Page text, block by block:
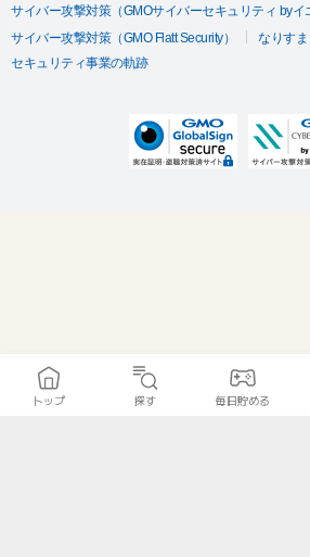
サイバー攻撃対策（GMOサイバーセキュリティ byイ
サイバー攻撃対策（GMO Flatt Security）
なりす
セキュリティ事業の軌跡
トップ 探す 毎日貯める